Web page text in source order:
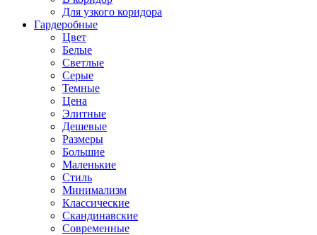
Для узкого коридора
Гардеробные
Цвет
Белые
Светлые
Серые
Темные
Цена
Элитные
Дешевые
Размеры
Большие
Маленькие
Стиль
Минимализм
Классические
Скандинавские
Современные